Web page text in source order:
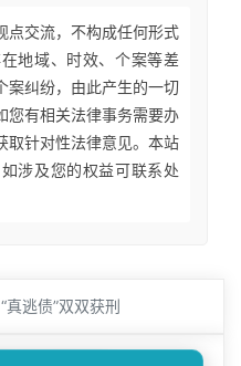
点交流，不构成任何形式
地域、时效、个案等差
案纠纷，由此产生的一切
您有相关法律事务需要办
取针对性法律意见。本站
涉及您的权益可联系处
真逃债”双双获刑